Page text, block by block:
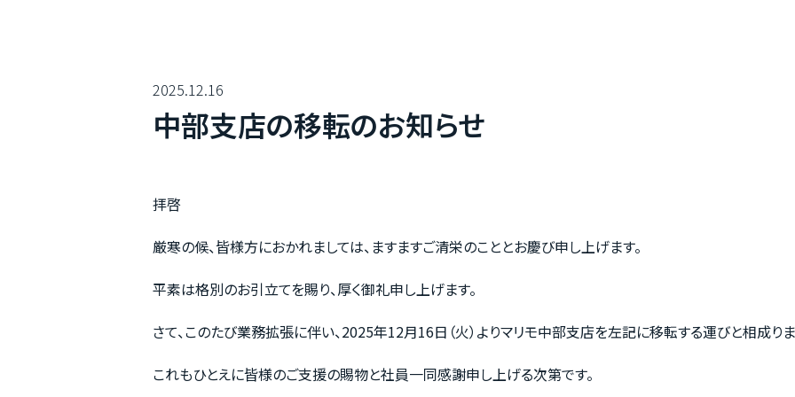
2025.12.16
中部支店の移転のお知らせ
拝啓
厳寒の候、皆様方におかれましては、ますますご清栄のこととお慶び申し上げます。
平素は格別のお引立てを賜り、厚く御礼申し上げます。
さて、このたび業務拡張に伴い、2025年12月16日（火）よりマリモ中部支店を左記に移転する運びと相成りま
これもひとえに皆様のご支援の賜物と社員一同感謝申し上げる次第です。